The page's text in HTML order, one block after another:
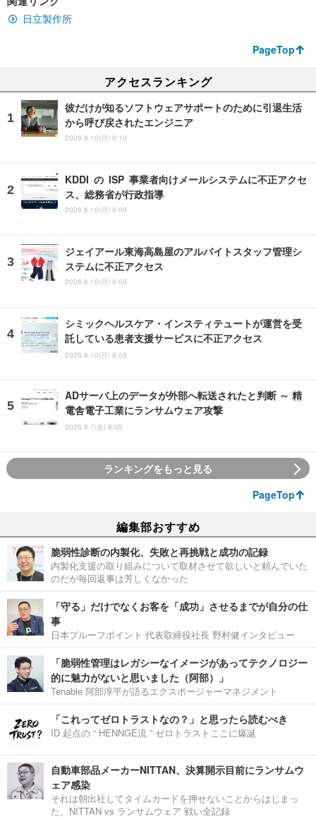
日立製作所
PageTop
アクセスランキング
彼だけが知るソフトウェアサポートのために引退生活
から呼び戻されたエンジニア
2026.8.10(月) 8:10
KDDI の ISP 事業者向けメールシステムに不正アクセ
ス、総務省が行政指導
2026.8.10(月) 8:05
ジェイアール東海高島屋のアルバイトスタッフ管理シ
ステムに不正アクセス
2026.8.10(月) 8:05
シミックヘルスケア・インスティテュートが運営を受
託している患者支援サービスに不正アクセス
2026.8.10(月) 8:05
ADサーバ上のデータが外部へ転送されたと判断 ～ 精
電舎電子工業にランサムウェア攻撃
2026.8.7(金) 8:05
ランキングをもっと見る
PageTop
編集部おすすめ
脆弱性診断の内製化、失敗と再挑戦と成功の記録
内製化支援の取り組みについて取材させて欲しいと頼んでいた
のだが毎回返事は芳しくなかった
「守る」だけでなくお客を「成功」させるまでが自分の仕
事
日本プルーフポイント 代表取締役社長 野村健インタビュー
「脆弱性管理はレガシーなイメージがあってテクノロジー
的に魅力がないと思いました（阿部）」
Tenable 阿部淳平が語るエクスポージャーマネジメント
「これってゼロトラストなの？」と思ったら読むべき
ID 起点の “ HENNGE流 ” ゼロトラストここに爆誕
自動車部品メーカーNITTAN、決算開示目前にランサムウ
ェア感染
それは朝出社してタイムカードを押せないことからはじまっ
た。NITTAN vs ランサムウェア 戦い全記録